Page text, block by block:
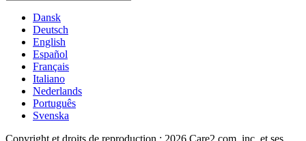
Dansk
Deutsch
English
Español
Français
Italiano
Nederlands
Português
Svenska